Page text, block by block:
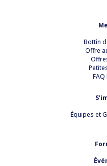
Bottin
Offre
Équipes et